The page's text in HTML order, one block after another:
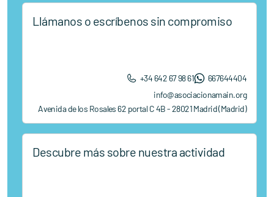
Llámanos o escríbenos sin compromiso
+34 642 67 98 61
667644404
info@asociacionamain.org
Avenida de los Rosales 62 portal C 4B - 28021 Madrid (Madrid)
Descubre más sobre nuestra actividad